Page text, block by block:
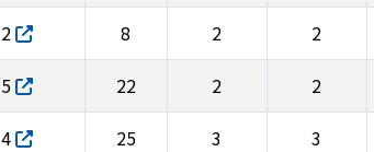
2 8 2 2
5 22 2 2
4 25 3 3